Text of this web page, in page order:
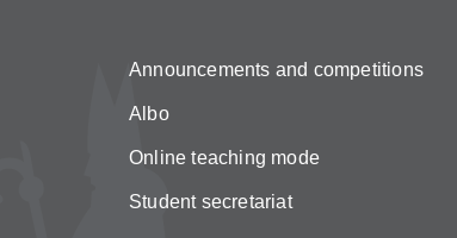
Announcements and competitions
Albo
Online teaching mode
Student secretariat